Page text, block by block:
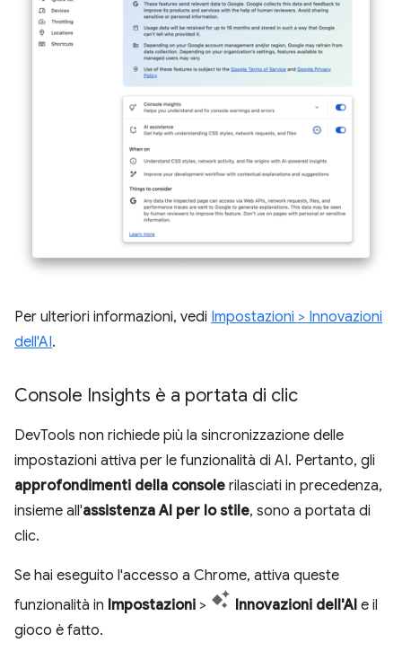
Per ulteriori informazioni, vedi Impostazioni > Innovazioni
dell'AI.
Console Insights è a portata di clic
DevTools non richiede più la sincronizzazione delle
impostazioni attiva per le funzionalità di AI. Pertanto, gli
approfondimenti della console rilasciati in precedenza,
insieme all'assistenza AI per lo stile, sono a portata di
clic.
Se hai eseguito l'accesso a Chrome, attiva queste
funzionalità in Impostazioni > Innovazioni dell'AI e il
gioco è fatto.